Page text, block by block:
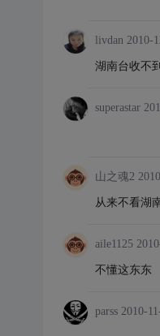
livdan 2010-
湖南台收不
superastar
山之魂2
从来不看湖
aile1125
不懂这东东
parss 2010-